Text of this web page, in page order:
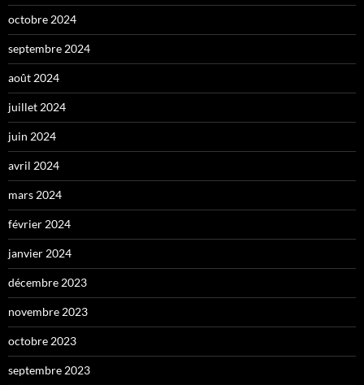
octobre 2024
septembre 2024
août 2024
juillet 2024
juin 2024
avril 2024
mars 2024
février 2024
janvier 2024
décembre 2023
novembre 2023
octobre 2023
septembre 2023